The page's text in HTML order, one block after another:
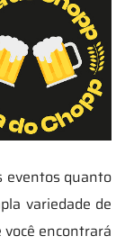
eventos quanto
variedade de
encontrará